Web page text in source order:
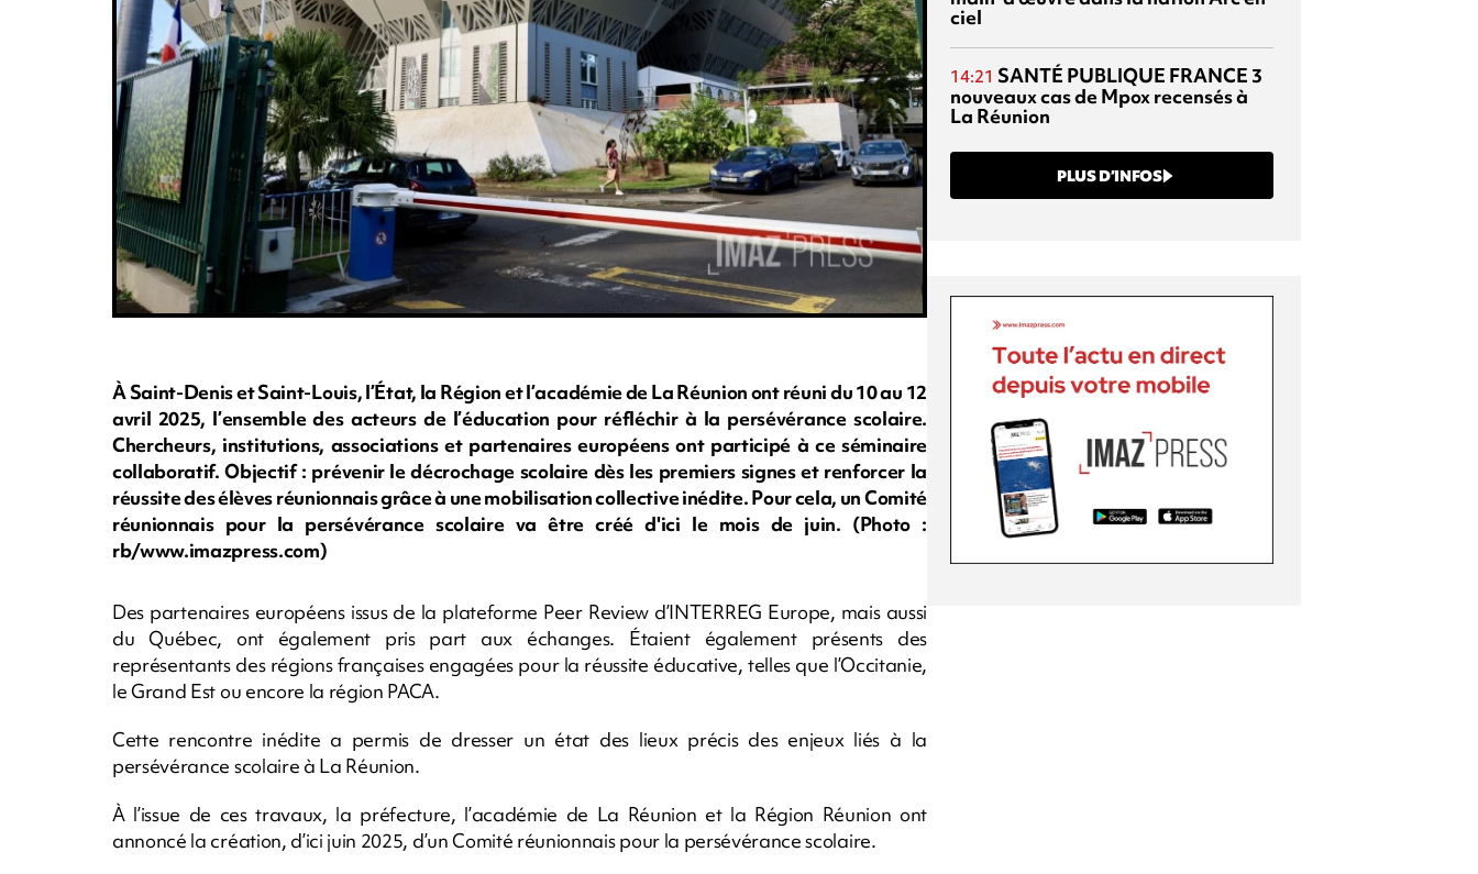
À Saint-Denis et Saint-Louis, l’État, la Région et l’académie de La Réunion ont réuni du 10 au 12
avril 2025, l’ensemble des acteurs de l’éducation pour réfléchir à la persévérance scolaire.
Chercheurs, institutions, associations et partenaires européens ont participé à ce séminaire
collaboratif. Objectif : prévenir le décrochage scolaire dès les premiers signes et renforcer la
réussite des élèves réunionnais grâce à une mobilisation collective inédite. Pour cela, un Comité
réunionnais pour la persévérance scolaire va être créé d'ici le mois de juin. (Photo :
rb/www.imazpress.com)
Des partenaires européens issus de la plateforme Peer Review d’INTERREG Europe, mais aussi
du Québec, ont également pris part aux échanges. Étaient également présents des
représentants des régions françaises engagées pour la réussite éducative, telles que l’Occitanie,
le Grand Est ou encore la région PACA.
Cette rencontre inédite a permis de dresser un état des lieux précis des enjeux liés à la
persévérance scolaire à La Réunion.
À l’issue de ces travaux, la préfecture, l’académie de La Réunion et la Région Réunion ont
annoncé la création, d’ici juin 2025, d’un Comité réunionnais pour la persévérance scolaire.
ciel
14:21 SANTÉ PUBLIQUE FRANCE 3
nouveaux cas de Mpox recensés à
La Réunion
PLUS D’INFOS